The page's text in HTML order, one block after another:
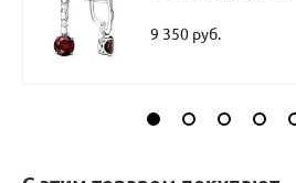
9 350 руб.